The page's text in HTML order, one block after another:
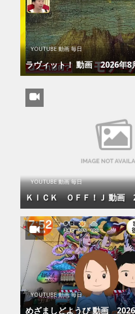
YOUTUBE 動画 毎日
ラヴィット！ 動画 2026年8
YOUTUBE 動画 毎日
ＫＩＣＫ ＯＦＦ！Ｊ 動画
YOUTUBE 動画 毎日
めざましどようび 動画